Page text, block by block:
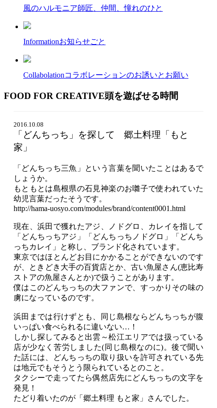
風のハルモニア師匠、仲間、憧れのひと
Informationお知らせごと
Collabolationコラボレーションのお誘いとお願い
FOOD FOR CREATIVE頭を遊ばせる時間
2016.10.08
「どんちっち」を探して 郷土料理「もと
家」
「どんちっち三魚」という言葉を聞いたことはあるで
しょうか。
もともとは島根県の石見神楽のお囃子で使われていた
幼児言葉だったそうです。
http://hama-uosyo.com/modules/brand/content0001.html
現在、浜田で獲れたアジ、ノドグロ、カレイを指して
「どんちっちアジ」「どんちっちノドグロ」「どんち
っちカレイ」と称し、ブランド化されています。
東京ではほとんどお目にかかることができないのです
が、ときどき大手の百貨店とか、古い魚屋さん(恵比寿
ストアの魚屋さんとか)で扱うことがあります。
僕はこのどんちっちの大ファンで、すっかりその味の
虜になっているのです。
浜田までは行けずとも、同じ島根ならどんちっちが腹
いっぱい食べられるに違いない…！
しかし探してみると出雲～松江エリアでは扱っている
店が少なく苦労しました(同じ島根なのに)。後で聞い
た話には、どんちっちの取り扱いを許可されている先
は地元でもそうとう限られているとのこと。
タクシーで走ってたら偶然店先にどんちっちの文字を
発見！
たどり着いたのが「郷土料理 もと家」さんでした。